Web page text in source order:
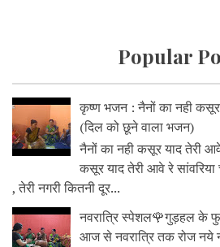
Popular
कृष्ण भजन : नैनों का नही कसूर
(दिल को छूने वाला भजन)
नैनों का नही कसूर याद तेरी
कसूर याद तेरी आवे रे
, तेरी नगरी कितनी दूर...
नवरात्रि स्पेशल🌹गुड़हल के
आज से नवरात्रि तक रोज